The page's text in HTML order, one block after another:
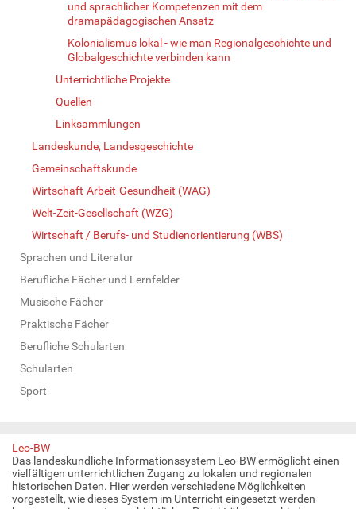
und sprachlicher Kompetenzen mit dem
dramapädagogischen Ansatz
Kolonialismus lokal - wie man Regionalgeschichte und
Globalgeschichte verbinden kann
Unterrichtliche Projekte
Quellen
Linksammlungen
Landeskunde, Landesgeschichte
Gemeinschaftskunde
Wirtschaft-Arbeit-Gesundheit (WAG)
Welt-Zeit-Gesellschaft (WZG)
Wirtschaft / Berufs- und Studienorientierung (WBS)
Sprachen und Literatur
Berufliche Fächer und Lernfelder
Musische Fächer
Praktische Fächer
Berufliche Schularten
Schularten
Sport
Leo-BW
Das landeskundliche Informationssystem Leo-BW ermöglicht einen
vielfältigen unterrichtlichen Zugang zu lokalen und regionalen
historischen Daten. Hier werden verschiedene Möglichkeiten
vorgestellt, wie dieses System im Unterricht eingesetzt werden